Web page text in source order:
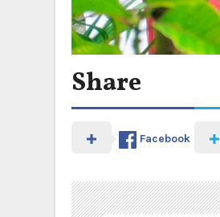
Share
Facebook